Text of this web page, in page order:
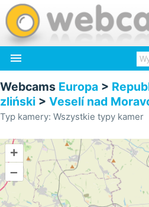

Webcams Europa >
zliński > Veselí nad
Typ kamery: Wszystkie typy kamer
+
–